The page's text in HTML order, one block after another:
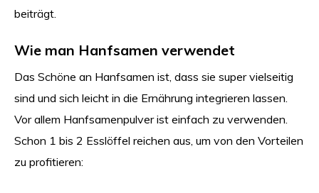
beiträgt.
Wie man Hanfsamen verwendet
Das Schöne an Hanfsamen ist, dass sie super vielseitig
sind und sich leicht in die Ernährung integrieren lassen.
Vor allem Hanfsamenpulver ist einfach zu verwenden.
Schon 1 bis 2 Esslöffel reichen aus, um von den Vorteilen
zu profitieren: